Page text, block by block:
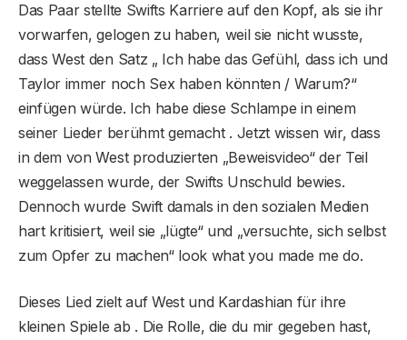
Das Paar stellte Swifts Karriere auf den Kopf, als sie ihr
vorwarfen, gelogen zu haben, weil sie nicht wusste,
dass West den Satz „ Ich habe das Gefühl, dass ich und
Taylor immer noch Sex haben könnten / Warum?“
einfügen würde. Ich habe diese Schlampe in einem
seiner Lieder berühmt gemacht . Jetzt wissen wir, dass
in dem von West produzierten „Beweisvideo“ der Teil
weggelassen wurde, der Swifts Unschuld bewies.
Dennoch wurde Swift damals in den sozialen Medien
hart kritisiert, weil sie „lügte“ und „versuchte, sich selbst
zum Opfer zu machen“ look what you made me do.
Dieses Lied zielt auf West und Kardashian für ihre
kleinen Spiele ab . Die Rolle, die du mir gegeben hast,